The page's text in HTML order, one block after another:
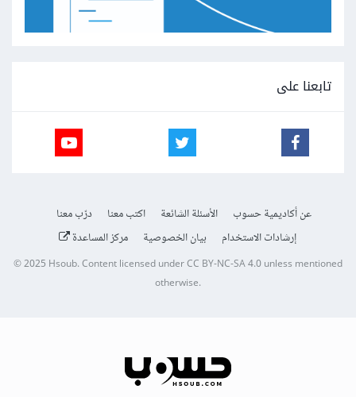
تابعنا على
عن أكاديمية حسوب الأسئلة الشائعة اكتب معنا
درّب معنا
إرشادات الاستخدام
بيان الخصوصية مركز المساعدة
© 2025Hsoub.Content licensed underCC BY-NC-SA 4.0unless mentioned
otherwise.